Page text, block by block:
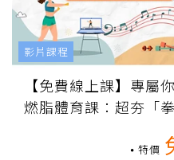
【免費線上課】專屬
燃脂體育課：超夯「
特價
影片課程